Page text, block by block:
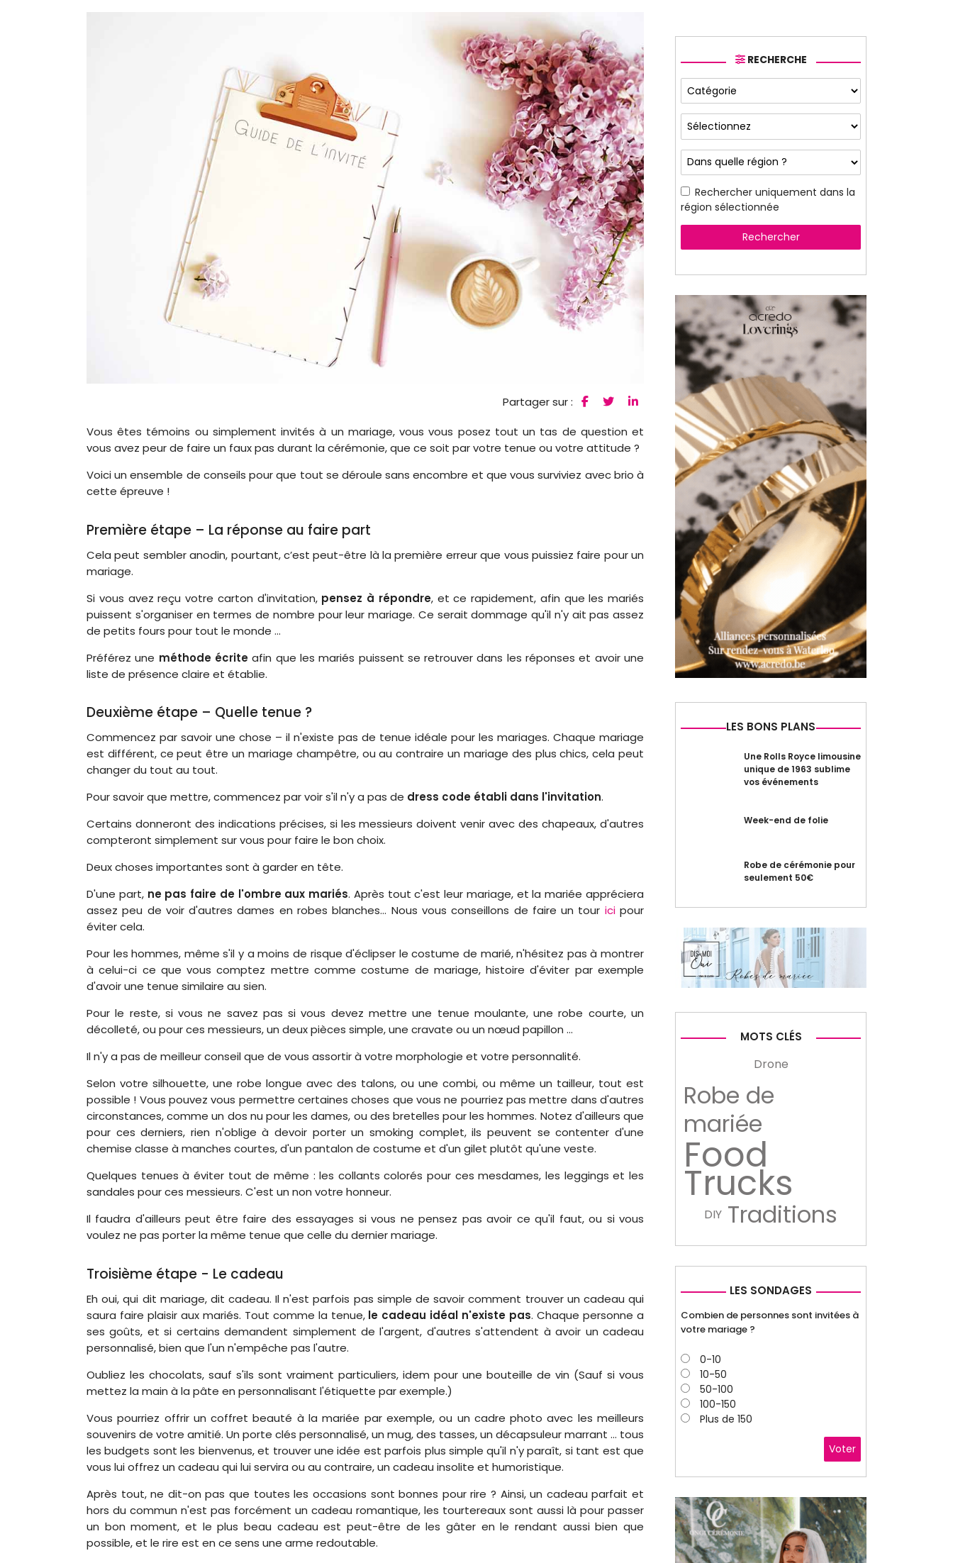
Partager sur :
Vous êtes témoins ou simplement invités à un mariage, vous vous posez tout un tas de question et
vous avez peur de faire un faux pas durant la cérémonie, que ce soit par votre tenue ou votre attitude ?
Voici un ensemble de conseils pour que tout se déroule sans encombre et que vous surviviez avec brio à
cette épreuve !
Première étape – La réponse au faire part
Cela peut sembler anodin, pourtant, c’est peut-être là la première erreur que vous puissiez faire pour un
mariage.
Si vous avez reçu votre carton d'invitation, pensez à répondre, et ce rapidement, afin que les mariés
puissent s'organiser en termes de nombre pour leur mariage. Ce serait dommage qu'il n'y ait pas assez
de petits fours pour tout le monde ...
Préférez une méthode écriteafin que les mariés puissent se retrouver dans les réponses et avoir une
liste de présence claire et établie.
Deuxième étape – Quelle tenue ?
Commencez par savoir une chose – il n'existe pas de tenue idéale pour les mariages. Chaque mariage
est différent, ce peut être un mariage champêtre, ou au contraire un mariage des plus chics, cela peut
changer du tout au tout.
Pour savoir que mettre, commencez par voir s'il n'y a pas de dress code établi dans l'invitation.
Certains donneront des indications précises, si les messieurs doivent venir avec des chapeaux, d'autres
compteront simplement sur vous pour faire le bon choix.
Deux choses importantes sont à garder en tête.
D'une part, ne pas faire de l'ombre aux mariés. Après tout c'est leur mariage, et la mariée appréciera
assez peu de voir d'autres dames en robes blanches... Nous vous conseillons de faire un tour ici pour
éviter cela.
Pour les hommes, même s'il y a moins de risque d'éclipser le costume de marié, n'hésitez pas à montrer
à celui-ci ce que vous comptez mettre comme costume de mariage, histoire d'éviter par exemple
d'avoir une tenue similaire au sien.
Pour le reste, si vous ne savez pas si vous devez mettre une tenue moulante, une robe courte, un
décolleté, ou pour ces messieurs, un deux pièces simple, une cravate ou un nœud papillon ...
Il n'y a pas de meilleur conseil que de vous assortir à votre morphologie et votre personnalité.
Selon votre silhouette, une robe longue avec des talons, ou une combi, ou même un tailleur, tout est
possible ! Vous pouvez vous permettre certaines choses que vous ne pourriez pas mettre dans d'autres
circonstances, comme un dos nu pour les dames, ou des bretelles pour les hommes. Notez d'ailleurs que
pour ces derniers, rien n'oblige à devoir porter un smoking complet, ils peuvent se contenter d'une
chemise classe à manches courtes, d'un pantalon de costume et d'un gilet plutôt qu'une veste.
Quelques tenues à éviter tout de même : les collants colorés pour ces mesdames, les leggings et les
sandales pour ces messieurs. C'est un non votre honneur.
Il faudra d'ailleurs peut être faire des essayages si vous ne pensez pas avoir ce qu'il faut, ou si vous
voulez ne pas porter la même tenue que celle du dernier mariage.
Troisième étape - Le cadeau
Eh oui, qui dit mariage, dit cadeau. Il n'est parfois pas simple de savoir comment trouver un cadeau qui
saura faire plaisir aux mariés. Tout comme la tenue,le cadeau idéal n'existe pas. Chaque personne a
ses goûts, et si certains demandent simplement de l'argent, d'autres s'attendent à avoir un cadeau
personnalisé, bien que l'un n'empêche pas l'autre.
Oubliez les chocolats, sauf s'ils sont vraiment particuliers, idem pour une bouteille de vin (Sauf si vous
mettez la main à la pâte en personnalisant l'étiquette par exemple.)
Vous pourriez offrir un coffret beauté à la mariée par exemple, ou un cadre photo avec les meilleurs
souvenirs de votre amitié. Un porte clés personnalisé, un mug, des tasses, un décapsuleur marrant ... tous
les budgets sont les bienvenus, et trouver une idée est parfois plus simple qu'il n'y paraît, si tant est que
vous lui offrez un cadeau qui lui servira ou au contraire, un cadeau insolite et humoristique.
Après tout, ne dit-on pas que toutes les occasions sont bonnes pour rire ? Ainsi, un cadeau parfait et
hors du commun n'est pas forcément un cadeau romantique, les tourtereaux sont aussi là pour passer
un bon moment, et le plus beau cadeau est peut-être de les gâter en le rendant aussi bien que
possible, et le rire est en ce sens une arme redoutable.
RECHERCHE
Rechercher uniquement dans la
région sélectionnée
Rechercher
LES BONS PLANS
Une Rolls Royce limousine
unique de 1963 sublime
vos événements
Week-end de folie
Robe de cérémonie pour
seulement 50€
MOTS CLÉS
Drone
Robe de
mariée
Food
Trucks
DIY Traditions
LES SONDAGES
Combien de personnes sont invitées à
votre mariage ?
0-10
10-50
50-100
100-150
Plus de 150
Voter